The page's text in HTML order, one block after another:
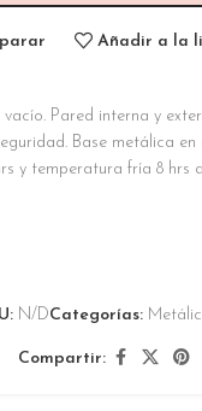
Añadir a la
Pared interna y
Base metálica
y temperatura fría 8 hrs
N/DCategorías:
Compartir: